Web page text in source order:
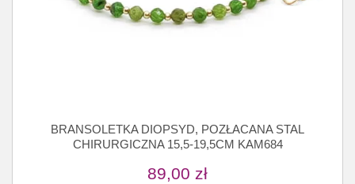
BRANSOLETKA DIOPSYD, POZŁACANA STAL
CHIRURGICZNA 15,5-19,5CM KAM684
89,00 zł